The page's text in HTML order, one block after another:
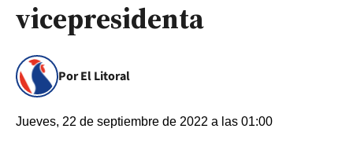
vicepresidenta
Por El Litoral
Jueves, 22 de septiembre de 2022 a las 01:00